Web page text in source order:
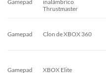
Gamepad
inalámbrico
Thrustmaster
Gamepad Clon de XBOX 360
Gamepad XBOX Elite